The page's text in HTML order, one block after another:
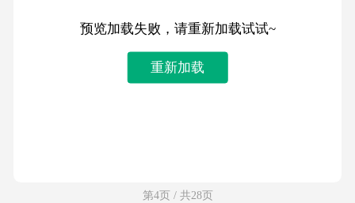
预览加载失败，请重新加载试试~
重新加载
第4页 / 共28页